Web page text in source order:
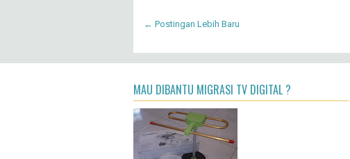
← Postingan Lebih Baru
MAU DIBANTU MIGRASI TV DIGITAL ?